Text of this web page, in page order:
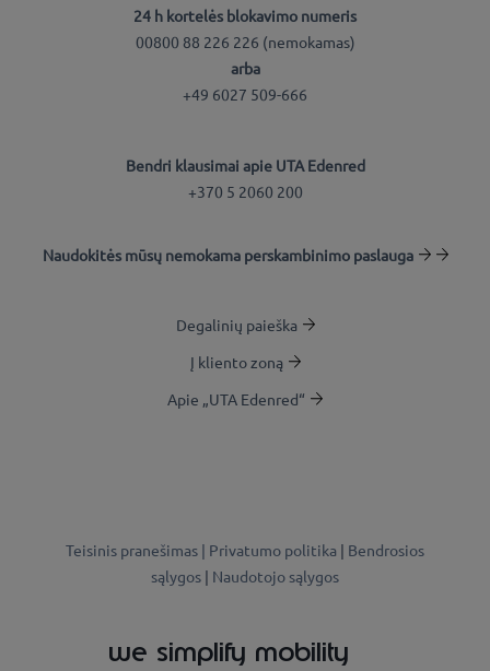
24 h kortelės blokavimo numeris
00800 88 226 226 (nemokamas)
arba
+49 6027 509-666
Bendri klausimai apie UTA Edenred
+370 5 2060 200
Naudokitės mūsų nemokama perskambinimo paslauga
Degalinių paieška
Į kliento zoną
Apie „UTA Edenred“
Teisinis pranešimas | Privatumo politika | Bendrosios
sąlygos | Naudotojo sąlygos
we simplify mobility